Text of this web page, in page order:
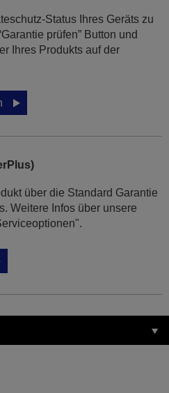
Status Ihres Geräts zu
prüfen” Button und
Ihres Produkts auf der
über die Standard Garantie
Weitere Infos über unsere